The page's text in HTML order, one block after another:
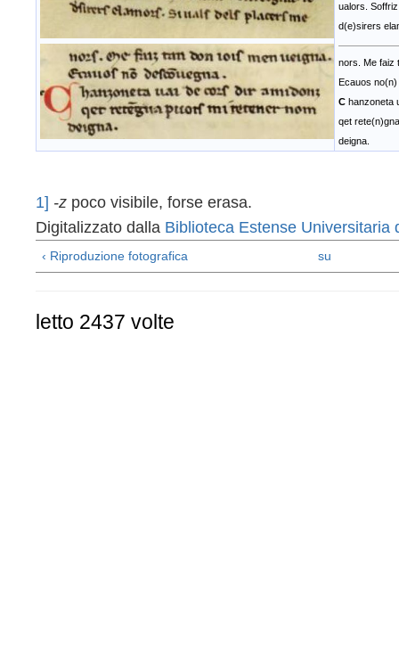
ualors.
d(e)sirers
nors. Me faiz
Ecauos
C hanzoneta
qet
deigna.
1] -z poco visibile, forse erasa.
Digitalizzato dalla Biblioteca Estense Universitaria
‹ Riproduzione fotografica su
letto 2437 volte